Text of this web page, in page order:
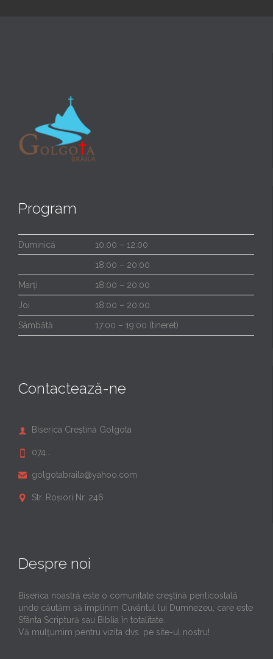
Program
Duminică 10:00 – 12:00
18:00 – 20:00
Marți 18:00 – 20:00
Joi 18:00 – 20:00
Sâmbătă 17:00 – 19:00 (tineret)
Contactează-ne
 Biserica Creștină Golgota
 074...
 golgotabraila@yahoo.com
 Str. Roșiori Nr. 246
Despre noi
Biserica noastră este o comunitate creştină penticostală
unde căutăm să împlinim Cuvântul lui Dumnezeu, care este
Sfânta Scriptură sau Biblia în totalitate.
Vă mulţumim pentru vizita dvs. pe site-ul nostru!